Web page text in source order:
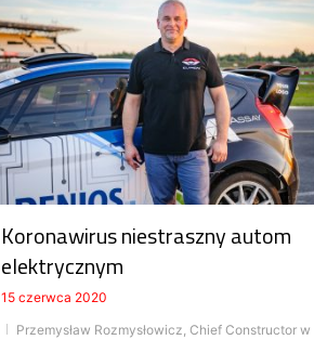
Koronawirus niestraszny autom
elektrycznym
15 czerwca 2020
Przemysław Rozmysłowicz, Chief Constructor w